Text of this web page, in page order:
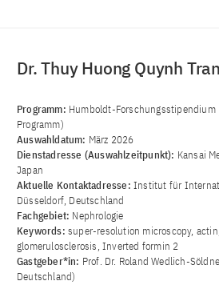
Dr. Thuy Huong Quynh Tran
Programm: Humboldt-
Programm)
Auswahldatum: März 2026
Dienstadresse (Auswahlzeitpunkt): Kansai
Japan
Aktuelle Kontaktadresse: Institut für
Düsseldorf, Deutschland
Fachgebiet: Nephrologie
Keywords: super-resolution microscopy,
glomerulosclerosis, Inverted formin 2
Gastgeber*in: Prof. Dr. Roland Wedlich-
Deutschland)